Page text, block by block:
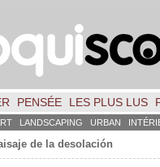
PENSÉE LES PLUS LUS
LANDSCAPING URBAN
de la desolación